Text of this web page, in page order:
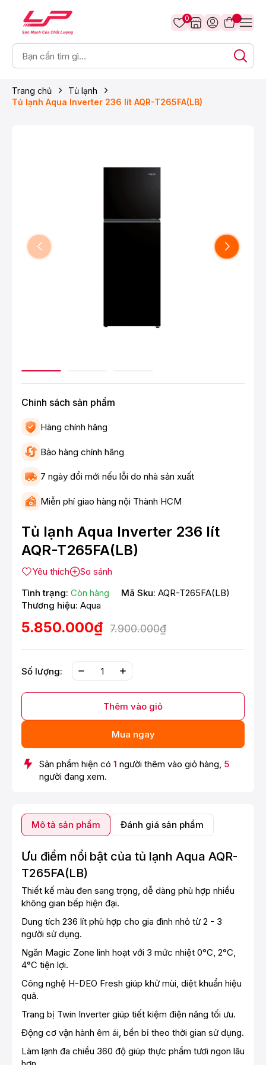
0
Trang chủ
Tủ lạnh
Tủ lạnh Aqua Inverter 236 lít AQR-T265FA(LB)
Chinh sách sản phẩm
Hàng chính hãng
Bảo hàng chính hãng
7 ngày đổi mới nếu lỗi do nhà sản xuất
Miễn phí giao hàng nội Thành HCM
Tủ lạnh Aqua Inverter 236 lít
AQR-T265FA(LB)
Yêu thích
So sánh
Tình trạng: Còn hàng Mã Sku: AQR-T265FA(LB)
Thương hiệu: Aqua
5.850.000₫ 7.900.000₫
Số lượng:
Thêm vào giỏ
Mua ngay
Sản phẩm hiện có 1 người thêm vào giỏ hàng, 5
người đang xem.
Mô tả sản phẩm Đánh giá sản phẩm
Ưu điểm nổi bật của tủ lạnh Aqua AQR-
T265FA(LB)
Thiết kế màu đen sang trọng, dễ dàng phù hợp nhiều
không gian bếp hiện đại.
Dung tích 236 lít phù hợp cho gia đình nhỏ từ 2 - 3
người sử dụng.
Ngăn Magic Zone linh hoạt với 3 mức nhiệt 0°C, 2°C,
4°C tiện lợi.
Công nghệ H-DEO Fresh giúp khử mùi, diệt khuẩn hiệu
quả.
Trang bị Twin Inverter giúp tiết kiệm điện năng tối ưu.
Động cơ vận hành êm ái, bền bỉ theo thời gian sử dụng.
Làm lạnh đa chiều 360 độ giúp thực phẩm tươi ngon lâu